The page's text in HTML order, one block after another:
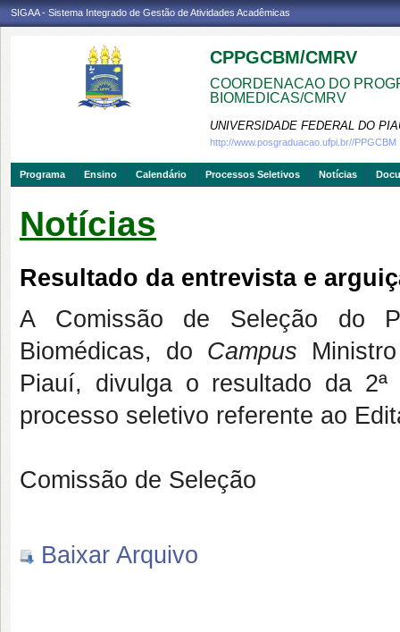
SIGAA - Sistema Integrado de Gestão de Atividades Acadêmicas
CPPGCBM/CMRV
COORDENACAO DO
BIOMEDICAS/CMRV
UNIVERSIDADE FEDERAL DO
http://www.posgraduacao.ufpi.br//PPGCBM
Programa Ensino Calendário Processos Seletivos Notícias
Notícias
Resultado da entrevista e
A Comissão de Seleção do
Biomédicas, do Campus
Piauí, divulga o resultado da
processo seletivo referente ao
Comissão de Seleção
Baixar Arquivo